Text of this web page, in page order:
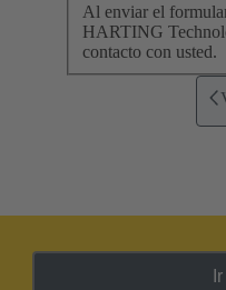
Al enviar el
HARTING
contacto con usted.